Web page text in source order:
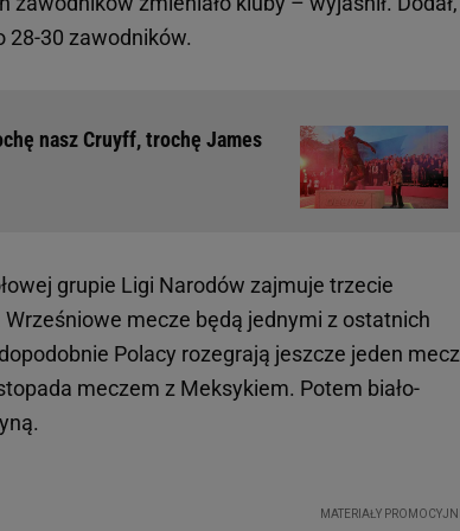
28-30 zawodników.
nasz Cruyff, trochę James
grupie Ligi Narodów zajmuje trzecie
mecze będą jednymi z ostatnich
Polacy rozegrają jeszcze jeden mecz
meczem z Meksykiem. Potem biało-